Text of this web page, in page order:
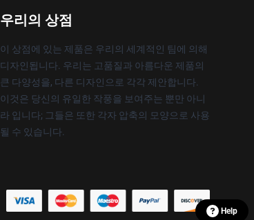
우리의 상점
이 상점에 있는 제품은 우리의 세계적인 팀에 의해
디자인됩니다. 우리는 고품질과 아름다운 제품의
큰 다양성을, 다른 디자인으로 각각 제안합니다.
이것은 당신의 유일한 작풍을 보여주는 뿐만 아니
라 입니다; 그들은 또한 각자 압축의 모양으로 사용
될 수 있습니다.
Help